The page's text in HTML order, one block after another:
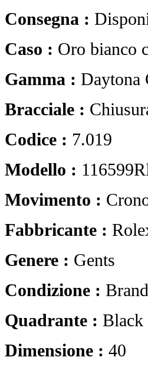
Consegna :
Caso : Oro bianco
Gamma : Daytona
Bracciale :
Codice : 7.019
Modello :
Movimento :
Fabbricante :
Genere : Gents
Condizione :
Quadrante : Black
Dimensione : 40